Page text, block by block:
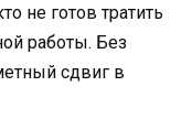
не готов тратить
работы. Без
сдвиг в